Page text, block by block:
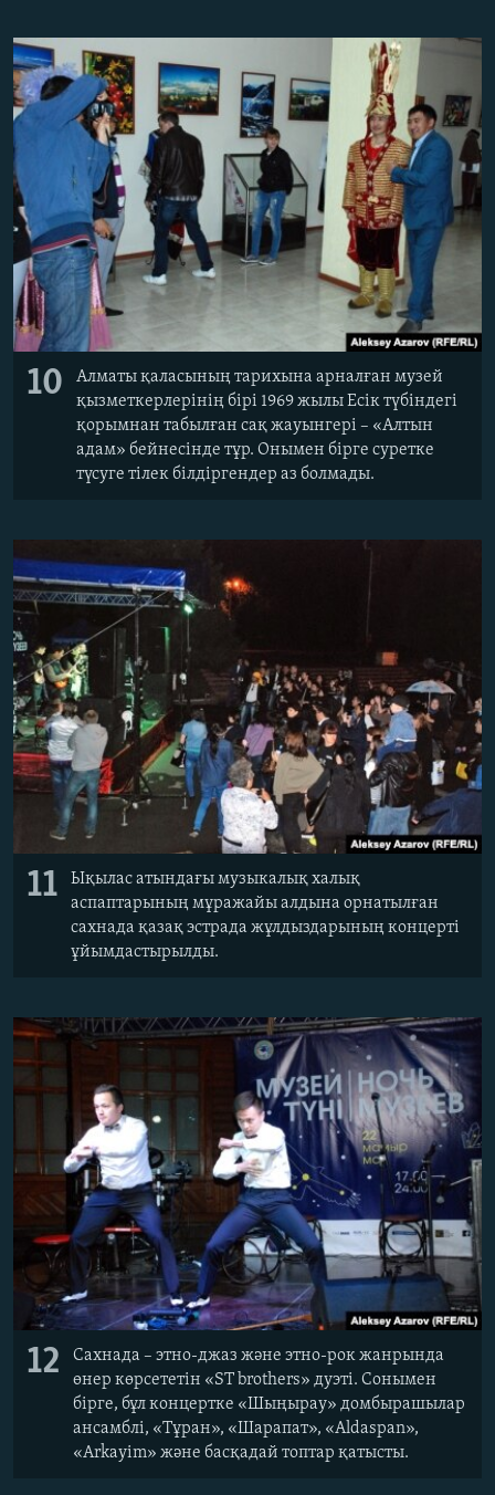
10
Алматы қаласының тарихына арналған музей
қызметкерлерінің бірі 1969 жылы Есік түбіндегі
қорымнан табылған сақ жауынгері – «Алтын
адам» бейнесінде тұр. Онымен бірге суретке
түсуге тілек білдіргендер аз болмады.
11
Ықылас атындағы музыкалық халық
аспаптарының мұражайы алдына орнатылған
сахнада қазақ эстрада жұлдыздарының концерті
ұйымдастырылды.
12
Сахнада – этно-джаз және этно-рок жанрында
өнер көрсететін «ST brothers» дуэті. Сонымен
бірге, бұл концертке «Шыңырау» домбырашылар
ансамблі, «Тұран», «Шарапат», «Aldaspan»,
«Arkayim» және басқадай топтар қатысты.